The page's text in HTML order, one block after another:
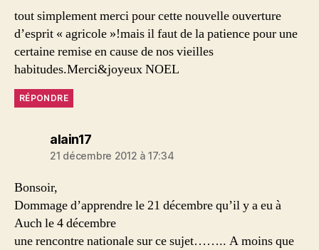
tout simplement merci pour cette nouvelle ouverture
d’esprit « agricole »!mais il faut de la patience pour une
certaine remise en cause de nos vieilles
habitudes.Merci&joyeux NOEL
RÉPONDRE
alain17dit :
21 décembre 2012 à 17:34
Bonsoir,
Dommage d’apprendre le 21 décembre qu’il y a eu à
Auch le 4 décembre
une rencontre nationale sur ce sujet…….. A moins que